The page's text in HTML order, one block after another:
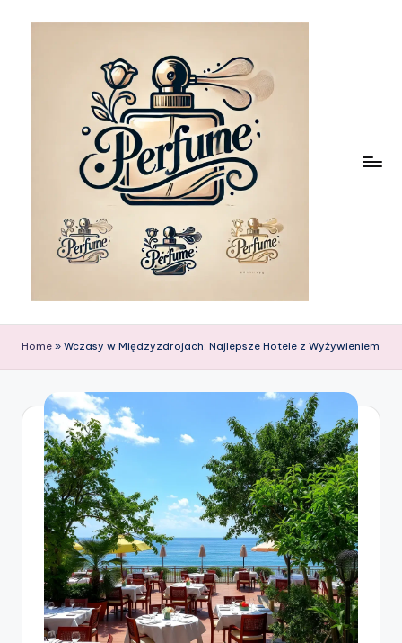
Home » Wczasy w Międzyzdrojach: Najlepsze Hotele z Wyżywieniem